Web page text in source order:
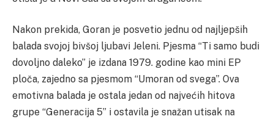
Nakon prekida, Goran je posvetio jednu od najljepših
balada svojoj bivšoj ljubavi Jeleni. Pjesma “Ti samo budi
dovoljno daleko” je izdana 1979. godine kao mini EP
ploča, zajedno sa pjesmom “Umoran od svega”. Ova
emotivna balada je ostala jedan od najvećih hitova
grupe “Generacija 5” i ostavila je snažan utisak na